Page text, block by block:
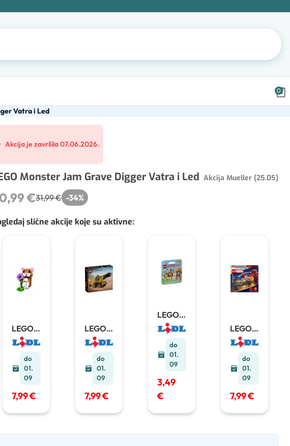
0
Vatra i Led
Akcija je završila 07.06.2026.
Monster Jam Grave Digger Vatra i Led Akcija Mueller (25.05)
€31,99 € -34%
slične akcije koje su aktivne:
LEGO
kocke
do
01.
09
7,99 €
LEGO
Technic
do
01.
09
7,99 €
LEGO
Mini
figurice
1 kom
do
01.
09
3,49
€
LEGO
Marvel
Spider-
Man
Motorc
ycle72
pcs
do
01.
09
7,99 €